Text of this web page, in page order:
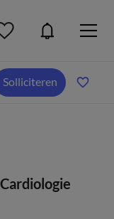
Solliciteren